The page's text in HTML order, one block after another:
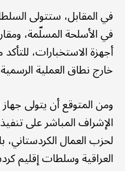
في المقابل، ستتولى
في الأسلحة المسلّمة،
أجهزة الاستخبارات،
خارج نطاق العملية
ومن المتوقع أن يتولى
الإشراف المباشر على
لحزب العمال
العراقية وسلطات إقليم